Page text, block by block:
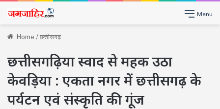
Menu
Home/छत्तीसगढ़
छत्तीसगढ़िया स्वाद से महक उठा
केवड़िया : एकता नगर में छत्तीसगढ़ के
पर्यटन एवं संस्कृति की गूंज